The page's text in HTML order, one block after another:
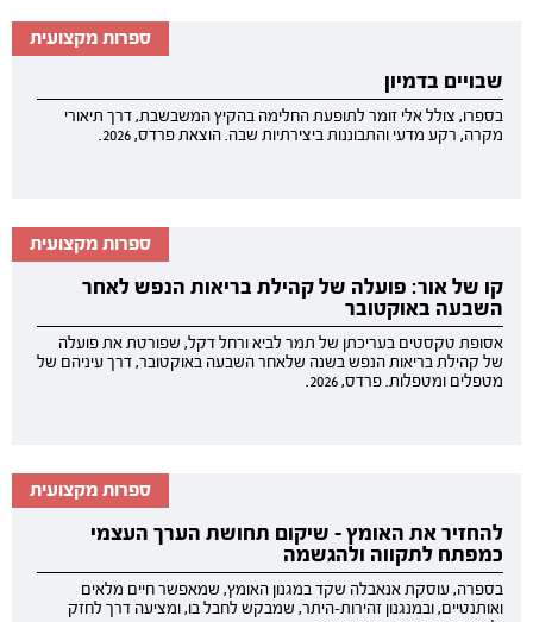
ספרות מקצועית
שבויים בדמיון
בספרו, צולל אלי זומר לתופעת החלימה בהקיץ המשבשבת, דרך תיאורי
מקרה, רקע מדעי והתבוננות ביצירתיות שבה. הוצאת פרדס, 2026.
ספרות מקצועית
קו של אור: פועלה של קהילת בריאות הנפש לאחר
השבעה באוקטובר
אסופת טקסטים בעריכתן של תמר לביא ורחל דקל, שפורטת את פועלה
של קהילת בריאות הנפש בשנה שלאחר השבעה באוקטובר, דרך עיניהם של
מטפלים ומטפלות. פרדס, 2026.
ספרות מקצועית
להחזיר את האומץ - שיקום תחושת הערך העצמי
כמפתח לתקווה ולהגשמה
בספרה, עוסקת אנאבלה שקד במגנון האומץ, שמאפשר חיים מלאים
ואותנטיים, ובמנגנון זהירות-היתר, שמבקש לחבל בו, ומציעה דרך לחזק